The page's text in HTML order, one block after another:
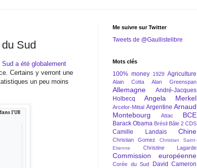
Sud
a été globalement
Certains y verront une
un peu moins
Me suivre sur Twitter
Tweets de @Gaullistelibre
Mots clés
100% money 1929 Agriculture
Alain Cotta Alan Greenspan
Allemagne
André-Jacques
Holbecq
Angela Merkel
Arcelor-Mittal Argentine Arnaud
Montebourg
Attac BCE
Barack Obama Brésil Bâle 2 CDS
Camille Landais Chine
Christian Gomez
Christian Saint-
Etienne
Christine Lagarde
Commission européenne
Corée du Sud
David Cameron